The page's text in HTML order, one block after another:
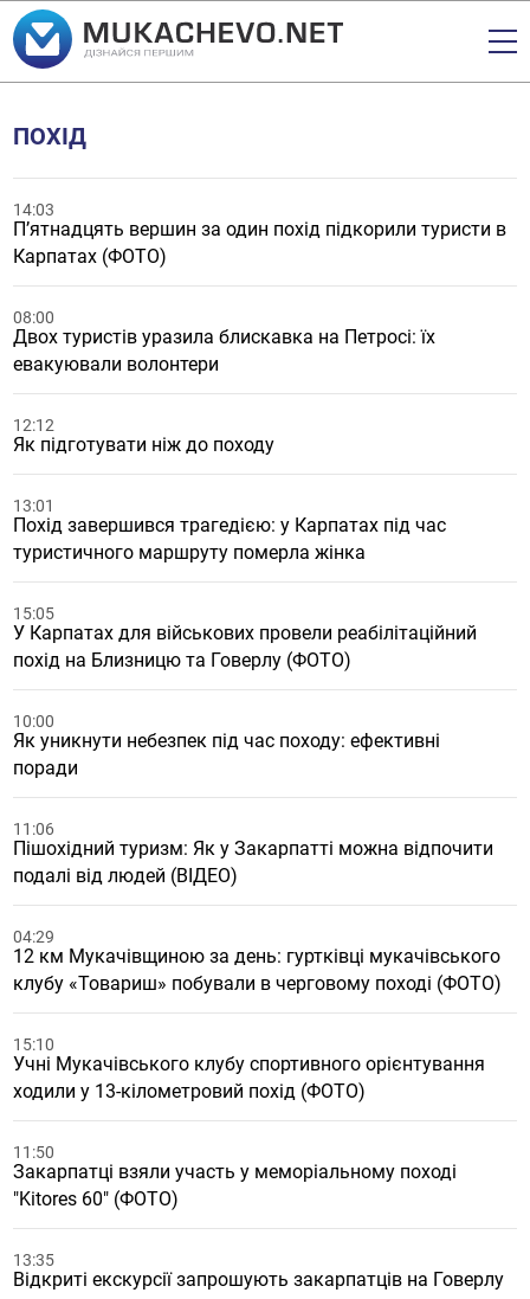
ПОХІД
14:03
П’ятнадцять вершин за один похід підкорили туристи в
Карпатах (ФОТО)
08:00
Двох туристів уразила блискавка на Петросі: їх
евакуювали волонтери
12:12
Як підготувати ніж до походу
13:01
Похід завершився трагедією: у Карпатах під час
туристичного маршруту померла жінка
15:05
У Карпатах для військових провели реабілітаційний
похід на Близницю та Говерлу (ФОТО)
10:00
Як уникнути небезпек під час походу: ефективні
поради
11:06
Пішохідний туризм: Як у Закарпатті можна відпочити
подалі від людей (ВІДЕО)
04:29
12 км Мукачівщиною за день: гуртківці мукачівського
клубу «Товариш» побували в черговому поході (ФОТО)
15:10
Учні Мукачівського клубу спортивного орієнтування
ходили у 13-кілометровий похід (ФОТО)
11:50
Закарпатці взяли участь у меморіальному поході
"Kitores 60" (ФОТО)
13:35
Відкриті екскурсії запрошують закарпатців на Говерлу